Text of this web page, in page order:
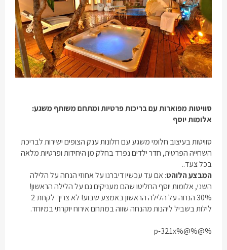
סוויטות מפוארות עם בריכות פרטיות ומתחם משותף משגע:
אלומות יוסף
סוויטות בעיצוב חלומי משגע עם חלונות ענק הצופים ישירות לבריכת
השחייה הפרטית, חדר ילדים נפרד בחלק מן היחידות ופרטיות מלאה
בכל צעד..
המבצע הלוהט: אם עד עכשיו דיברנו על אחוזי הנחה על הלילה
השני, אלומות יוסף החליטו שהם מעניקים גם על הלילה הראשון!
30% הנחה על הלילה הראשון באמצע שבוע! לא צריך לקחת 2
לילות בשביל ליהנות מהנחה שווה במתחם אירוח יוקרתי במיוחד.
%@%@%p-321x